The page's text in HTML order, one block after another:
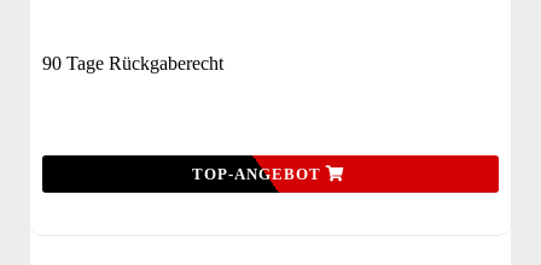
90 Tage Rückgaberecht
TOP-ANGEBOT